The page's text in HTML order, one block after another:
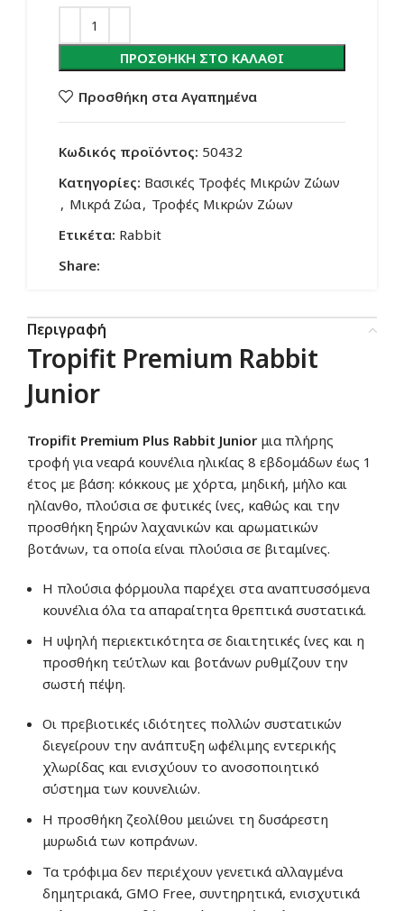
ΠΡΟΣΘΉΚΗ ΣΤΟ ΚΑΛΆΘΙ
Προσθήκη στα Αγαπημένα
Κωδικός προϊόντος: 50432
Κατηγορίες: Βασικές Τροφές Μικρών Ζώων
, Μικρά Ζώα, Τροφές Μικρών Ζώων
Ετικέτα: Rabbit
Share:
Περιγραφή
Tropifit Premium Rabbit
Junior
Tropifit Premium Plus Rabbit Juniorμια πλήρης
τροφή για νεαρά κουνέλια ηλικίας 8 εβδομάδων έως 1
έτος με βάση: κόκκους με χόρτα, μηδική, μήλο και
ηλίανθο, πλούσια σε φυτικές ίνες, καθώς και την
προσθήκη ξηρών λαχανικών και αρωματικών
βοτάνων, τα οποία είναι πλούσια σε βιταμίνες.
Η πλούσια φόρμουλα παρέχει στα αναπτυσσόμενα
κουνέλια όλα τα απαραίτητα θρεπτικά συστατικά.
Η υψηλή περιεκτικότητα σε διαιτητικές ίνες και η
προσθήκη τεύτλων και βοτάνων ρυθμίζουν την
σωστή πέψη.
Οι πρεβιοτικές ιδιότητες πολλών συστατικών
διεγείρουν την ανάπτυξη ωφέλιμης εντερικής
χλωρίδας και ενισχύουν το ανοσοποιητικό
σύστημα των κουνελιών.
Η προσθήκη ζεολίθου μειώνει τη δυσάρεστη
μυρωδιά των κοπράνων.
Τα τρόφιμα δεν περιέχουν γενετικά αλλαγμένα
δημητριακά, GMO Free, συντηρητικά, ενισχυτικά